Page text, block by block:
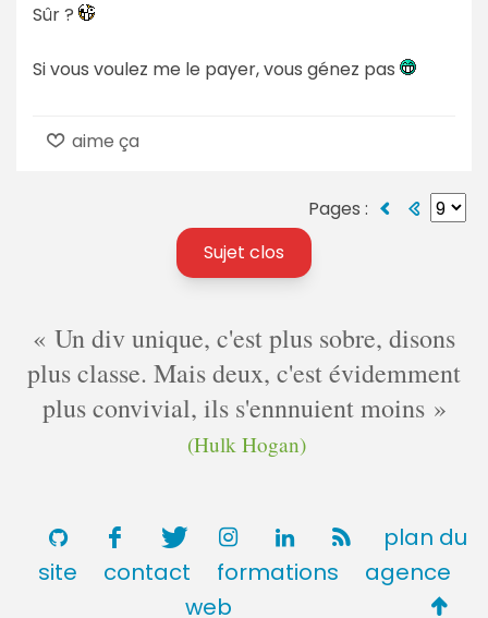
Sûr ?
Si vous voulez me le payer, vous génez pas
aime ça
Pages :
Sujet clos
Un div unique, c'est plus sobre, disons
plus classe. Mais deux, c'est évidemment
plus convivial, ils s'ennnuient moins
(Hulk Hogan)
plan du
site
contact formations
agence
web